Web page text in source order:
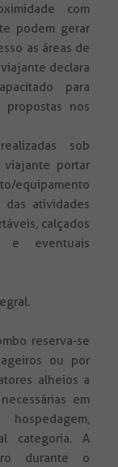
com
podem gerar
as áreas de
declara
para
nos
sob
viajante portar
equipamento
das atividades
calçados
e eventuais
reserva-se
ou por
alheios a
em
categoria. A
durante o